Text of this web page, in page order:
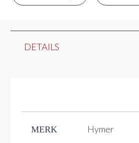
DETAILS
MERK Hymer